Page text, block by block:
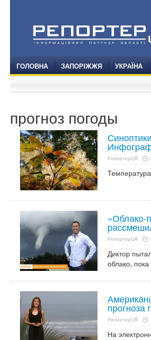
ГОЛОВНА ЗАПОРІЖЖЯ УКРАЇНА
прогноз погоды
РепортерUA
«Облако-
РепортерUA
Диктор
облако,
прогноза
РепортерUA
На